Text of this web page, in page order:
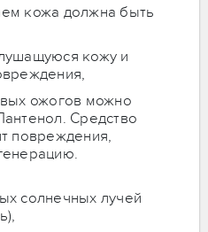
кожа должна быть
кожу и
ожогов можно
Средство
повреждения,
солнечных лучей